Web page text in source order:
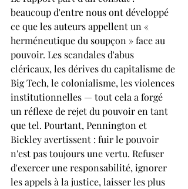
beaucoup d'entre nous ont développé
ce que les auteurs appellent un «
herméneutique du soupçon » face au
pouvoir. Les scandales d'abus
cléricaux, les dérives du capitalisme de
Big Tech, le colonialisme, les violences
institutionnelles — tout cela a forgé
un réflexe de rejet du pouvoir en tant
que tel. Pourtant, Pennington et
Bickley avertissent : fuir le pouvoir
n'est pas toujours une vertu. Refuser
d'exercer une responsabilité, ignorer
les appels à la justice, laisser les plus